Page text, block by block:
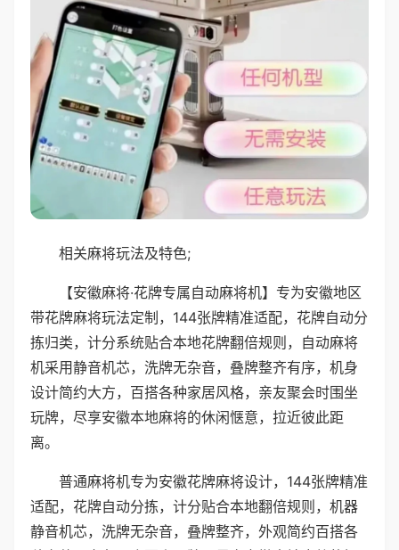
相关麻将玩法及特色;
【安徽麻将·花牌专属自动麻将机】专为安徽地区
带花牌麻将玩法定制，144张牌精准适配，花牌自动分
拣归类，计分系统贴合本地花牌翻倍规则，自动麻将
机采用静音机芯，洗牌无杂音，叠牌整齐有序，机身
设计简约大方，百搭各种家居风格，亲友聚会时围坐
玩牌，尽享安徽本地麻将的休闲惬意，拉近彼此距
离。
普通麻将机专为安徽花牌麻将设计，144张牌精准
适配，花牌自动分拣，计分贴合本地翻倍规则，机器
静音机芯，洗牌无杂音，叠牌整齐，外观简约百搭各